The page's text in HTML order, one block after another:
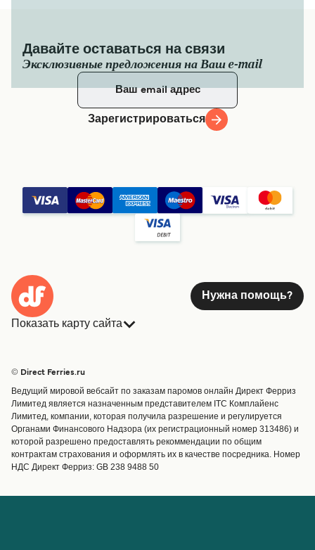
Давайте оставаться на связи
Эксклюзивные предложения на Ваш e-mail
Зарегистрироваться
Нужна помощь?
Показать карту сайта
Страны
Обслуживание клиентов
Операторы
Маршруты и порты
Special Offers
Предлагает
Паромные билеты
Грузоперевозки
© Direct Ferries.ru
Ведущий мировой вебсайт по заказам паромов онлайн Директ Ферриз
Лимитед является назначенным представителем ITC Комплайенс
Лимитед, компании, которая получила разрешение и регулируется
Органами Финансового Надзора (их регистрационный номер 313486) и
которой разрешено предоставлять рекоммендации по общим
контрактам страхования и оформлять их в качестве посредника. Номер
НДС Директ Ферриз: GB 238 9488 50